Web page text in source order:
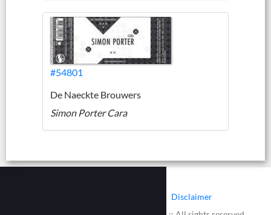
#54801
De Naeckte Brouwers
Simon Porter Cara
Disclaimer